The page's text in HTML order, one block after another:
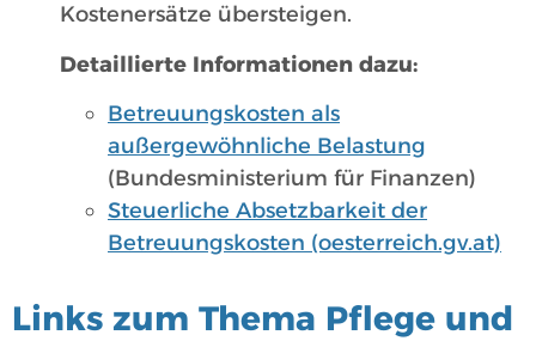
Kostenersätze übersteigen.
Detaillierte Informationen dazu:
Betreuungskosten als
außergewöhnliche Belastung
(Bundesministerium für Finanzen)
Steuerliche Absetzbarkeit der
Betreuungskosten (oesterreich.gv.at)
Links zum Thema Pflege und